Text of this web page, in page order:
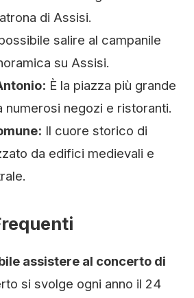
di Assisi.
salire al campanile
su Assisi.
È la piazza più grande
numerosi negozi e ristoranti.
Il cuore storico di
da edifici medievali e
assistere al concerto di
si svolge ogni anno il 24